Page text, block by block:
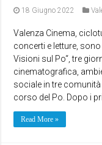
18 Giugno 2022
Valenza Cinema,
concerti e letture,
Visioni sul Po“, tre
cinematografica,
sociale in tre
corso del Po. Dopo i
Read More »